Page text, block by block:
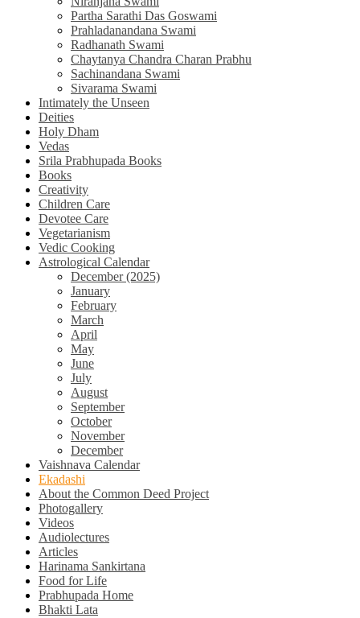
Partha Sarathi Das Goswami
Prahladanandana Swami
Radhanath Swami
Chaytanya Chandra Charan Prabhu
Sachinandana Swami
Sivarama Swami
Intimately the Unseen
Deities
Holy Dham
Vedas
Srila Prabhupada Books
Books
Creativity
Children Care
Devotee Care
Vegetarianism
Vedic Cooking
Astrological Calendar
December (2025)
January
February
March
April
May
June
July
August
September
October
November
December
Vaishnava Calendar
Ekadashi
About the Common Deed Project
Photogallery
Videos
Audiolectures
Articles
Harinama Sankirtana
Food for Life
Prabhupada Home
Bhakti Lata